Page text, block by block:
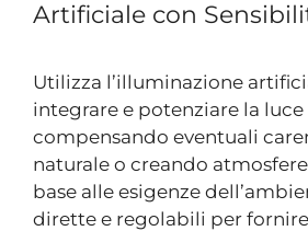
Artificiale con
Utilizza l’illuminazione
integrare e potenziare la luce
compensando eventuali
naturale o creando
base alle esigenze
dirette e regolabili per